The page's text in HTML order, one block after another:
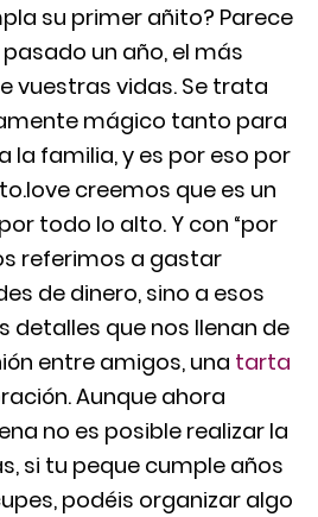
su primer añito? Parece
un año, el más
vuestras vidas. Se trata
mágico tanto para
la familia, y es por eso por
creemos que es un
todo lo alto. Y con “por
referimos a gastar
de dinero, sino a esos
detalles que nos llenan de
entre amigos, una tarta
Aunque ahora
no es posible realizar la
si tu peque cumple años
podéis organizar algo